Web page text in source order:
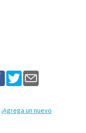
¡Agrega un nuevo